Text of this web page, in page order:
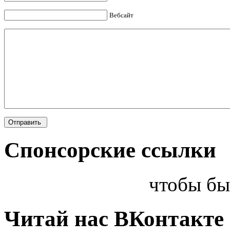
Вебсайт
Спонсорские ссылки
чтобы
Читай нас ВКонтакте